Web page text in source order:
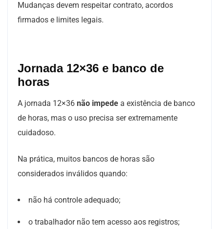
Mudanças devem respeitar contrato, acordos
firmados e limites legais.
Jornada 12×36 e banco de
horas
A jornada 12×36 não impede a existência de banco
de horas, mas o uso precisa ser extremamente
cuidadoso.
Na prática, muitos bancos de horas são
considerados inválidos quando:
não há controle adequado;
o trabalhador não tem acesso aos registros;